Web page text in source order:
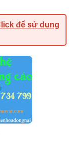
để sử dụng